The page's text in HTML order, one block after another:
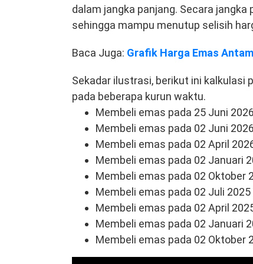
dalam jangka panjang. Secara
sehingga mampu menutup selisih
Baca Juga: Grafik Harga Emas
Sekadar ilustrasi, berikut ini
pada beberapa kurun waktu.
Membeli emas pada 25 Juni
Membeli emas pada 02 Juni
Membeli emas pada 02 April
Membeli emas pada 02 Januari
Membeli emas pada 02 Oktober
Membeli emas pada 02 Juli
Membeli emas pada 02 April
Membeli emas pada 02 Januari
Membeli emas pada 02 Oktober